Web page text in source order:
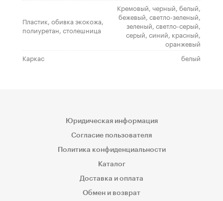
Пластик, обивка экокожа,
полиуретан, столешница
Кремовый, черный, белый,
бежевый, светло-зеленый,
зеленый, светло-серый,
серый, синий, красный,
оранжевый
Каркас
белый
Юридическая информация
Согласие пользователя
Политика конфиденциальности
Каталог
Доставка и оплата
Обмен и возврат